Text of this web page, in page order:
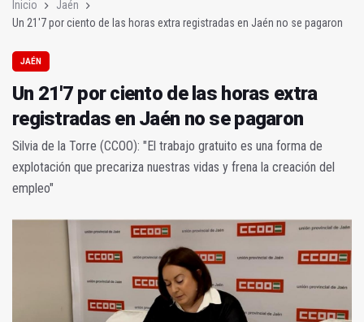
Inicio
Jaén
Un 21'7 por ciento de las horas extra registradas en Jaén no se pagaron
JAÉN
Un 21'7 por ciento de las horas extra
registradas en Jaén no se pagaron
Silvia de la Torre (CCOO): "El trabajo gratuito es una forma de
explotación que precariza nuestras vidas y frena la creación del
empleo"